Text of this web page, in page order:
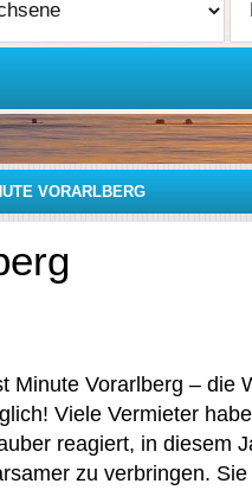
VORARLBERG
Minute Vorarlberg – die
Viele Vermieter
reagiert, in diesem
zu verbringen.